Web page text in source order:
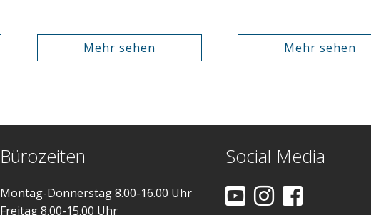
Mehr sehen Mehr sehen
Bürozeiten
Montag-Donnerstag 8.00-16.00 Uhr
Freitag 8.00-15.00 Uhr
Social Media